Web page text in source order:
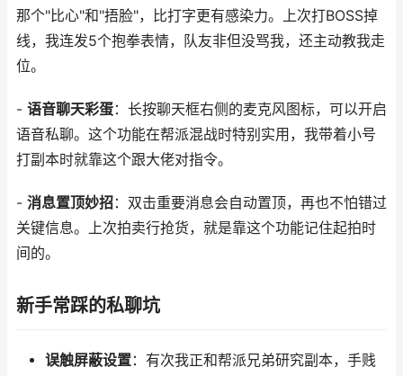
那个"比心"和"捂脸"，比打字更有感染力。上次打BOSS掉
线，我连发5个抱拳表情，队友非但没骂我，还主动教我走
位。
- 语音聊天彩蛋：长按聊天框右侧的麦克风图标，可以开启
语音私聊。这个功能在帮派混战时特别实用，我带着小号
打副本时就靠这个跟大佬对指令。
- 消息置顶妙招：双击重要消息会自动置顶，再也不怕错过
关键信息。上次拍卖行抢货，就是靠这个功能记住起拍时
间的。
新手常踩的私聊坑
误触屏蔽设置：有次我正和帮派兄弟研究副本，手贱